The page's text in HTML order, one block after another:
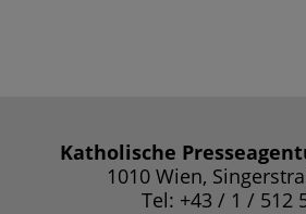
Katholische
1010 Wien,
Tel: +43 / 1 / 512